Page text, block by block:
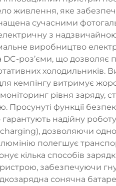
живлення, яке
сучасними
з надзвичайною
виробництво
DC-роз’єми, що дозволяє
холодильників.
кемпінгу витримує
рівня заряду,
Просунуті функції
надійну
дозволяючи
полегшує
кілька способів
забезпечуючи
сонячна